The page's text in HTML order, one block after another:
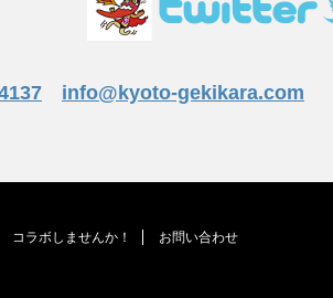
info@kyoto-gekikara.com
コラボしませんか！ お問い合わせ